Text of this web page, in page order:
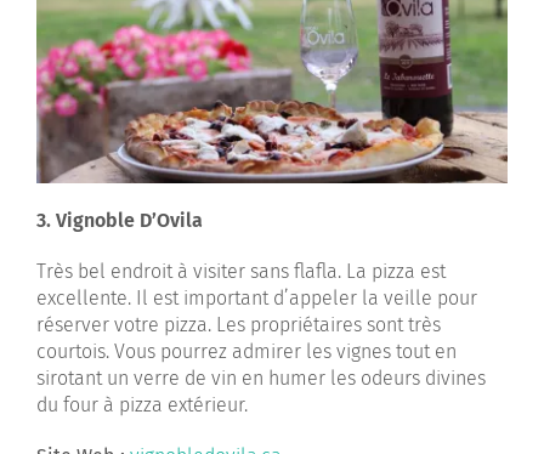
3. Vignoble D’Ovila
Très bel endroit à visiter sans flafla. La pizza est
excellente. Il est important d’appeler la veille pour
réserver votre pizza. Les propriétaires sont très
courtois. Vous pourrez admirer les vignes tout en
sirotant un verre de vin en humer les odeurs divines
du four à pizza extérieur.